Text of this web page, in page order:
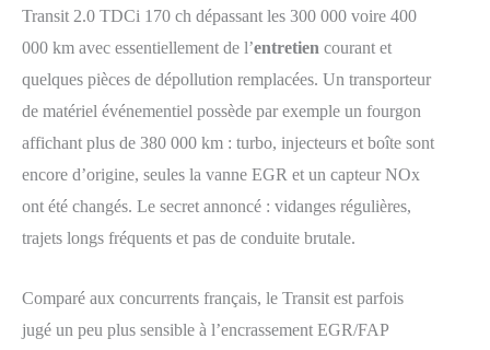
Transit 2.0 TDCi 170 ch dépassant les 300 000 voire 400
000 km avec essentiellement de l’entretien courant et
quelques pièces de dépollution remplacées. Un transporteur
de matériel événementiel possède par exemple un fourgon
affichant plus de 380 000 km : turbo, injecteurs et boîte sont
encore d’origine, seules la vanne EGR et un capteur NOx
ont été changés. Le secret annoncé : vidanges régulières,
trajets longs fréquents et pas de conduite brutale.
Comparé aux concurrents français, le Transit est parfois
jugé un peu plus sensible à l’encrassement EGR/FAP